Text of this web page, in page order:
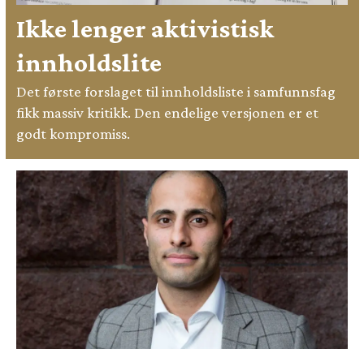
Ikke lenger aktivistisk
innholdslite
Det første forslaget til innholdsliste i samfunnsfag
fikk massiv kritikk. Den endelige versjonen er et
godt kompromiss.